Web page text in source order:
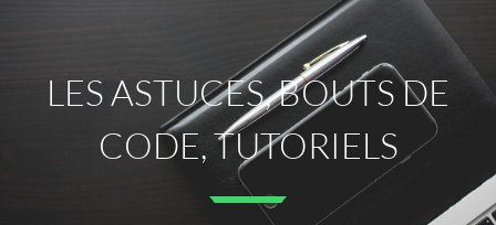
LES ASTUCES, BOUTS DE
CODE, TUTORIELS